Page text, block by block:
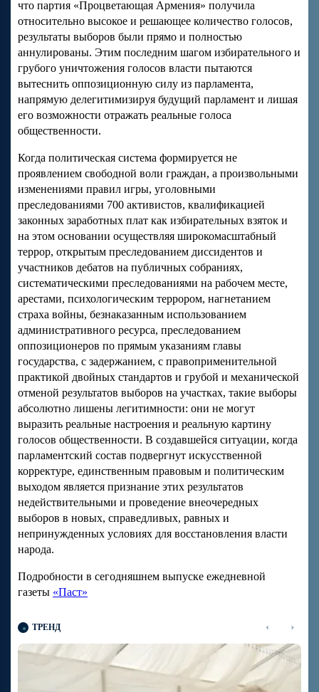
что партия «Процветающая Армения» получила
относительно высокое и решающее количество голосов,
результаты выборов были прямо и полностью
аннулированы. Этим последним шагом избирательного и
грубого уничтожения голосов власти пытаются
вытеснить оппозиционную силу из парламента,
напрямую делегитимизируя будущий парламент и лишая
его возможности отражать реальные голоса
общественности.
Когда политическая система формируется не
проявлением свободной воли граждан, а произвольными
изменениями правил игры, уголовными
преследованиями 700 активистов, квалификацией
законных заработных плат как избирательных взяток и
на этом основании осуществляя широкомасштабный
террор, открытым преследованием диссидентов и
участников дебатов на публичных собраниях,
систематическими преследованиями на рабочем месте,
арестами, психологическим террором, нагнетанием
страха войны, безнаказанным использованием
административного ресурса, преследованием
оппозиционеров по прямым указаниям главы
государства, с задержанием, с правоприменительной
практикой двойных стандартов и грубой и механической
отменой результатов выборов на участках, такие выборы
абсолютно лишены легитимности: они не могут
выразить реальные настроения и реальную картину
голосов общественности. В создавшейся ситуации, когда
парламентский состав подвергнут искусственной
корректуре, единственным правовым и политическим
выходом является признание этих результатов
недействительными и проведение внеочередных
выборов в новых, справедливых, равных и
непринужденных условиях для восстановления власти
народа.
Подробности в сегодняшнем выпуске ежедневной
газеты «Паст»
ТРЕНД ‹ ›